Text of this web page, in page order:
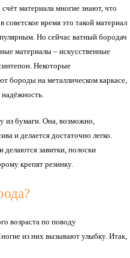
материала многие знают, что
советское время это такой материал
Но сейчас ватный бородач
материалы – искусственные
Некоторые
бороды на металлическом каркасе,
из бумаги. Она, возможно,
и делается достаточно легко.
делаются завитки, полоски
крепят резинку.
возраста по поводу
из них вызывают улыбку. Итак,